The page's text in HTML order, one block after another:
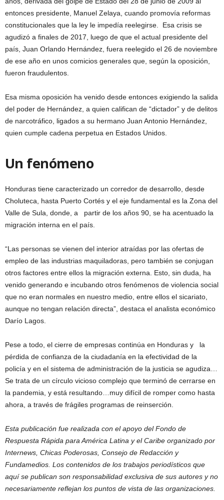
entonces presidente, Manuel Zelaya, cuando promovía reformas
constitucionales que la ley le impedía reelegirse. Esa crisis se
agudizó a finales de 2017, luego de que el actual presidente del
país, Juan Orlando Hernández, fuera reelegido el 26 de noviembre
de ese año en unos comicios generales que, según la oposición,
fueron fraudulentos.
Esa misma oposición ha venido desde entonces exigiendo la salida
del poder de Hernández, a quien califican de “dictador” y de delitos
de narcotráfico, ligados a su hermano Juan Antonio Hernández,
quien cumple cadena perpetua en Estados Unidos.
Un fenómeno
Honduras tiene caracterizado un corredor de desarrollo, desde
Choluteca, hasta Puerto Cortés y el eje fundamental es la Zona del
Valle de Sula, donde, a partir de los años 90, se ha acentuado la
migración interna en el país.
“Las personas se vienen del interior atraídas por las ofertas de
empleo de las industrias maquiladoras, pero también se conjugan
otros factores entre ellos la migración externa. Esto, sin duda, ha
venido generando e incubando otros fenómenos de violencia social
que no eran normales en nuestro medio, entre ellos el sicariato,
aunque no tengan relación directa”, destaca el analista económico
Darío Lagos.
Pese a todo, el cierre de empresas continúa en Honduras y la
pérdida de confianza de la ciudadanía en la efectividad de la
policía y en el sistema de administración de la justicia se agudiza…
Se trata de un círculo vicioso complejo que terminó de cerrarse en
la pandemia, y está resultando…muy difícil de romper como hasta
ahora, a través de frágiles programas de reinserción.
Esta publicación fue realizada con el apoyo del Fondo de
Respuesta Rápida para América Latina y el Caribe organizado por
Internews, Chicas Poderosas, Consejo de Redacción y
Fundamedios. Los contenidos de los trabajos periodísticos que
aquí se publican son responsabilidad exclusiva de sus autores y no
necesariamente reflejan los puntos de vista de las organizaciones.